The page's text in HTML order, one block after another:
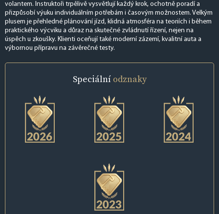
volantem. Instruktoři trpělivě vysvětlují každý krok, ochotně poradí a
přizpůsobí výuku individuálním potřebám i časovým možnostem. Velkým
plusem je přehledné plánování jízd, klidná atmosféra na teoriích i během
praktického výcviku a důraz na skutečné zvládnutí řízení, nejen na
úspěch u zkoušky. Klienti oceňují také moderní zázemí, kvalitní auta a
výbornou přípravu na závěrečné testy.
Speciální odznaky